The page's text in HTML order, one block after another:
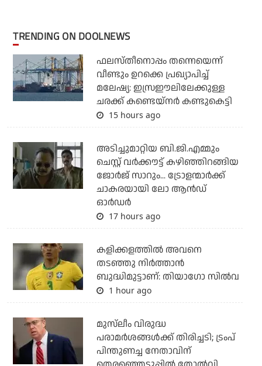
TRENDING ON DOOLNEWS
ഫലസ്തീനൊപ്പം തന്നെയെന്ന്
വീണ്ടും ഉറക്കെ പ്രഖ്യാപിച്ച്
മലേഷ്യ: ഇസ്രഈലിലേക്കുള്ള
ചരക്ക് കണ്ടെയ്‌നര്‍ കണ്ടുകെട്ടി
15 hours ago
അടിച്ചുമാറ്റിയ ബി.ജി.എമ്മും
ചെസ്റ്റ് വര്‍ക്കൗട്ട് കഴിഞ്ഞിറങ്ങിയ
ജോര്‍ജ് സാറും... ട്രോളന്മാര്‍ക്ക്
ചാകരയായി ലോ ആന്‍ഡ്
ഓര്‍ഡര്‍
17 hours ago
കളിക്കളത്തില്‍ അവനെ
തടഞ്ഞു നിര്‍ത്താന്‍
ബുദ്ധിമുട്ടാണ്: തിയാഗോ സില്‍വ
1 hour ago
മുസ്‌ലീം വിരുദ്ധ
പരാമര്‍ശങ്ങള്‍ക്ക് തിരിച്ചടി; ട്രംപ്
പിന്തുണച്ച നേതാവിന്